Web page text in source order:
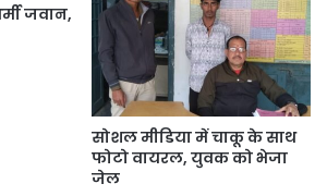
जवान,
सोशल मीडिया में चाकू के साथ
फोटो वायरल, युवक को भेजा
जेल